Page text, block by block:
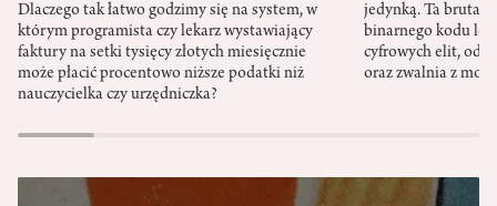
Dlaczego tak łatwo godzimy się na system, w
którym programista czy lekarz wystawiający
faktury na setki tysięcy złotych miesięcznie
może płacić procentowo niższe podatki niż
nauczycielka czy urzędniczka?
jedynką. Ta
binarnego kodu
cyfrowych elit,
oraz zwalnia z